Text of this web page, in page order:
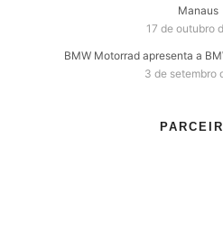
Manaus
17 de outubro
BMW Motorrad apresenta a
3 de setembro